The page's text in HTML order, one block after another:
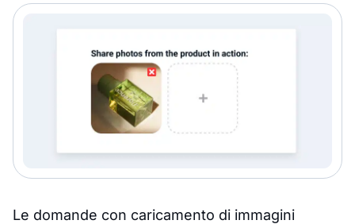
Le domande con caricamento di immagini